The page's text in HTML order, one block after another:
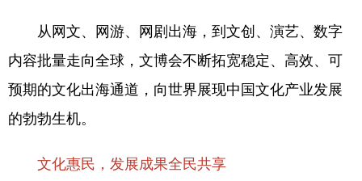
从网文、网游、网剧出海，到文创、演艺、数字
内容批量走向全球，文博会不断拓宽稳定、高效、可
预期的文化出海通道，向世界展现中国文化产业发展
的勃勃生机。
文化惠民，发展成果全民共享